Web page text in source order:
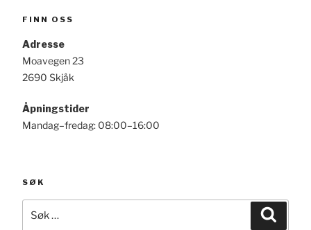
FINN OSS
Adresse
Moavegen 23
2690 Skjåk
Åpningstider
Mandag–fredag: 08:00–16:00
SØK
etter: